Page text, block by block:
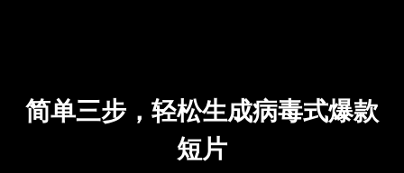
简单三步，轻松生成病毒式爆款
短片